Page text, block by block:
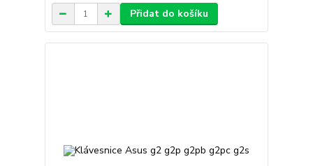
Přidat do košíku